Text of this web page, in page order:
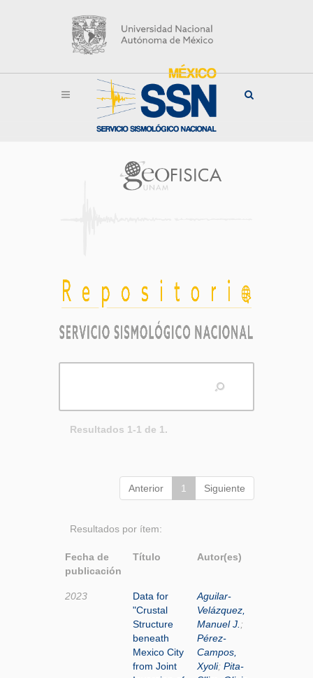
Resultados 1-1 de 1.
Anterior 1 Siguiente
Resultados por ítem:
Fecha de
publicación
Título Autor(es)
2023
Data for
"Crustal
Structure
beneath
Mexico City
from Joint
Aguilar-
Velázquez,
Manuel J. ;
Pérez-
Campos,
Xyoli; Pita-